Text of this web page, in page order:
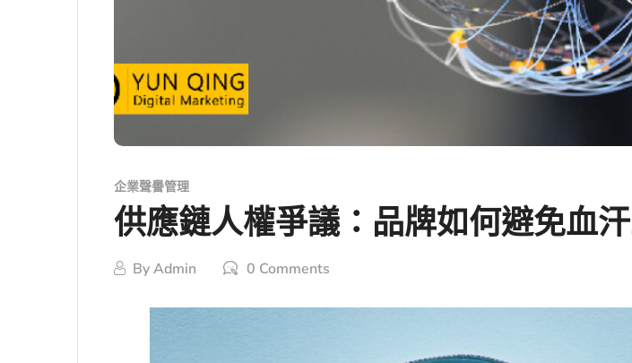
企業聲譽管理
供應鏈人權爭議：品牌如何避免血
ByAdmin 0 Comments